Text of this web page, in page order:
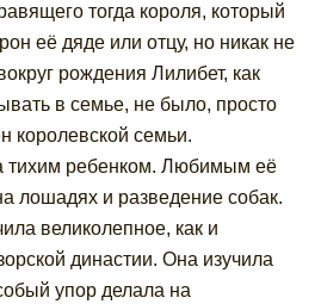
тогда короля, который
её дяде или отцу, но никак не
рождения Лилибет, как
в семье, не было, просто
королевской семьи.
тихим ребенком. Любимым её
лошадях и разведение собак.
великолепное, как и
династии. Она изучила
упор делала на